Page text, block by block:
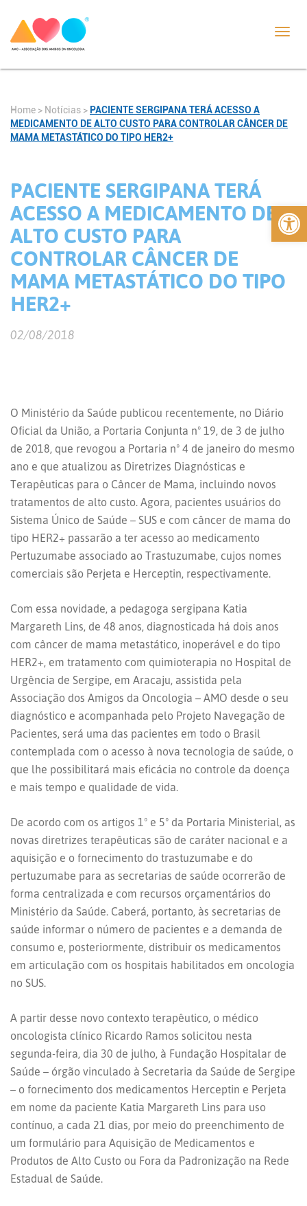
Abrir
Home > Notícias > PACIENTE SERGIPANA TERÁ ACESSO A
MEDICAMENTO DE ALTO CUSTO PARA CONTROLAR CÂNCER DE
MAMA METASTÁTICO DO TIPO HER2+
PACIENTE SERGIPANA TERÁ
ACESSO A MEDICAMENTO DE
ALTO CUSTO PARA
CONTROLAR CÂNCER DE
MAMA METASTÁTICO DO TIPO
HER2+
02/08/2018
O Ministério da Saúde publicou recentemente, no Diário
Oficial da União, a Portaria Conjunta nº 19, de 3 de julho
de 2018, que revogou a Portaria nº 4 de janeiro do mesmo
ano e que atualizou as Diretrizes Diagnósticas e
Terapêuticas para o Câncer de Mama, incluindo novos
tratamentos de alto custo. Agora, pacientes usuários do
Sistema Único de Saúde – SUS e com câncer de mama do
tipo HER2+ passarão a ter acesso ao medicamento
Pertuzumabe associado ao Trastuzumabe, cujos nomes
comerciais são Perjeta e Herceptin, respectivamente.
Com essa novidade, a pedagoga sergipana Katia
Margareth Lins, de 48 anos, diagnosticada há dois anos
com câncer de mama metastático, inoperável e do tipo
HER2+, em tratamento com quimioterapia no Hospital de
Urgência de Sergipe, em Aracaju, assistida pela
Associação dos Amigos da Oncologia – AMO desde o seu
diagnóstico e acompanhada pelo Projeto Navegação de
Pacientes, será uma das pacientes em todo o Brasil
contemplada com o acesso à nova tecnologia de saúde, o
que lhe possibilitará mais eficácia no controle da doença
e mais tempo e qualidade de vida.
De acordo com os artigos 1º e 5º da Portaria Ministerial, as
novas diretrizes terapêuticas são de caráter nacional e a
aquisição e o fornecimento do trastuzumabe e do
pertuzumabe para as secretarias de saúde ocorrerão de
forma centralizada e com recursos orçamentários do
Ministério da Saúde. Caberá, portanto, às secretarias de
saúde informar o número de pacientes e a demanda de
consumo e, posteriormente, distribuir os medicamentos
em articulação com os hospitais habilitados em oncologia
no SUS.
A partir desse novo contexto terapêutico, o médico
oncologista clínico Ricardo Ramos solicitou nesta
segunda-feira, dia 30 de julho, à Fundação Hospitalar de
Saúde – órgão vinculado à Secretaria da Saúde de Sergipe
– o fornecimento dos medicamentos Herceptin e Perjeta
em nome da paciente Katia Margareth Lins para uso
contínuo, a cada 21 dias, por meio do preenchimento de
um formulário para Aquisição de Medicamentos e
Produtos de Alto Custo ou Fora da Padronização na Rede
Estadual de Saúde.